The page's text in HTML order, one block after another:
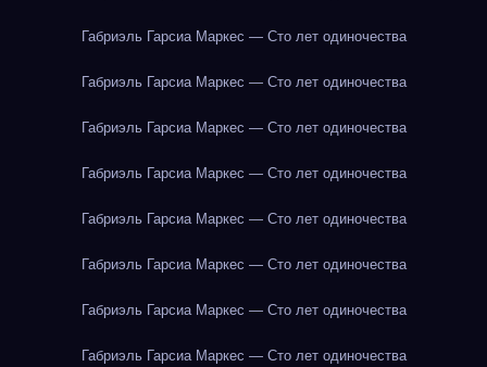
Габриэль Гарсиа Маркес — Сто лет одиночества
Габриэль Гарсиа Маркес — Сто лет одиночества
Габриэль Гарсиа Маркес — Сто лет одиночества
Габриэль Гарсиа Маркес — Сто лет одиночества
Габриэль Гарсиа Маркес — Сто лет одиночества
Габриэль Гарсиа Маркес — Сто лет одиночества
Габриэль Гарсиа Маркес — Сто лет одиночества
Габриэль Гарсиа Маркес — Сто лет одиночества